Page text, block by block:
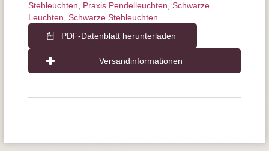
Stehleuchten
Praxis Pendelleuchten Schwarze
Leuchten Schwarze Stehleuchten
PDF-Datenblatt herunterladen
Versandinformationen